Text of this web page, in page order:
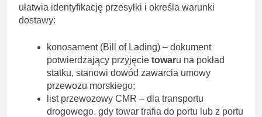
ułatwia identyfikację przesyłki i określa warunki
dostawy:
konosament (Bill of Lading) – dokument
potwierdzający przyjęcie towaru na pokład
statku, stanowi dowód zawarcia umowy
przewozu morskiego;
list przewozowy CMR – dla transportu
drogowego, gdy towar trafia do portu lub z portu